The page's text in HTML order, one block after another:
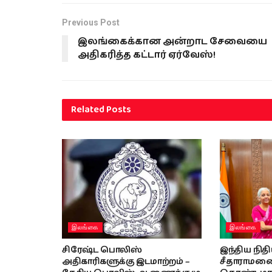
Previous Post
இலங்கைக்கான அன்றாட சேவையை
அதிகரித்த கட்டார் ஏர்வேஸ்!
RelatedPosts
இலங்கை
சிரேஷ்ட பொலிஸ்
அதிகாரிகளுக்கு இடமாற்றம் –
இலங்கை
இந்திய